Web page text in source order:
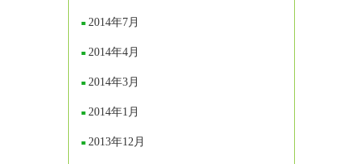
2014年7月
2014年4月
2014年3月
2014年1月
2013年12月